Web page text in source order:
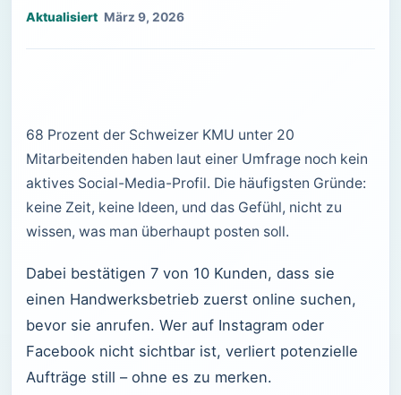
März 9, 2026
68 Prozent der Schweizer KMU unter 20
Mitarbeitenden haben laut einer Umfrage noch kein
aktives Social-Media-Profil. Die häufigsten Gründe:
keine Zeit, keine Ideen, und das Gefühl, nicht zu
wissen, was man überhaupt posten soll.
Dabei bestätigen 7 von 10 Kunden, dass sie
einen Handwerksbetrieb zuerst online suchen,
bevor sie anrufen. Wer auf Instagram oder
Facebook nicht sichtbar ist, verliert potenzielle
Aufträge still – ohne es zu merken.